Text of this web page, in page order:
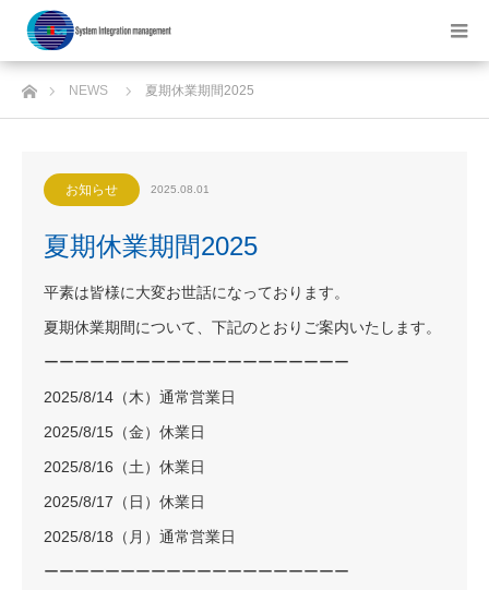
ホームNEWS 夏期休業期間2025
お知らせ 2025.08.01
夏期休業期間2025
平素は皆様に大変お世話になっております。
夏期休業期間について、下記のとおりご案内いたします。
ーーーーーーーーーーーーーーーーーーーー
2025/8/14（木）通常営業日
2025/8/15（金）休業日
2025/8/16（土）休業日
2025/8/17（日）休業日
2025/8/18（月）通常営業日
ーーーーーーーーーーーーーーーーーーーー